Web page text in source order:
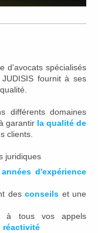
d'avocats spécialisés
fournit à ses
différents domaines
garantir la qualité de
clients.
juridiques
d'expérience
desconseils et une
à tous vos appels
réactivité